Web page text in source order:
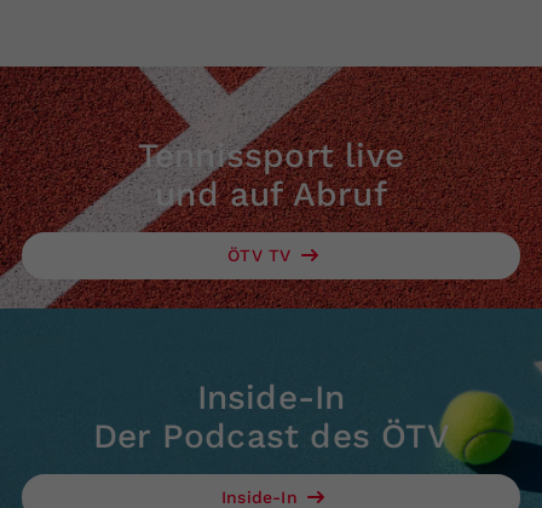
Tennissport live
und auf Abruf
ÖTV TV
Inside-In
Der Podcast des ÖTV
Inside-In